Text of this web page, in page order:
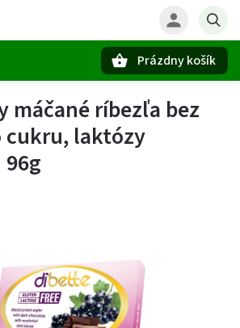
Prázdny košík
máčané ríbezľa bez
cukru, laktózy